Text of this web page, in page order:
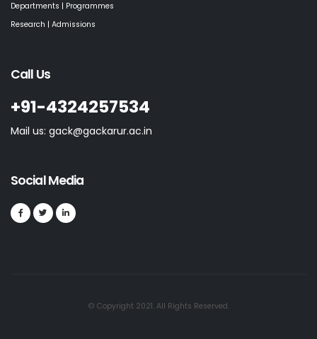
Departments | Programmes
Research | Admissions
Call Us
+91-4324257534
Mail us: gack@gackarur.ac.in
Social Media
© Copyright 2021. All Rights Reserved.